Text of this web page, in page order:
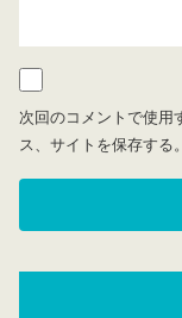
次回のコメントで使用
ス、サイトを保存する。